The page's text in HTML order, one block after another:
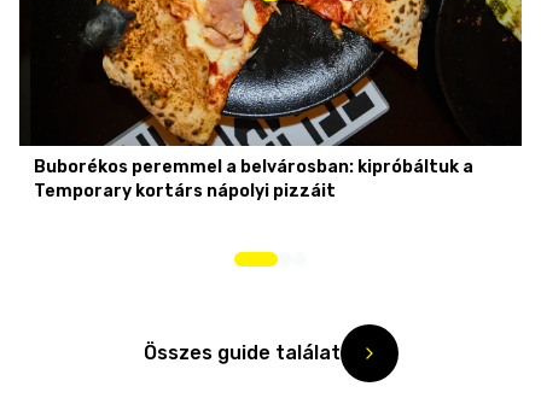
Buborékos peremmel a belvárosban: kipróbáltuk a
Temporary kortárs nápolyi pizzáit
Összes guide találat